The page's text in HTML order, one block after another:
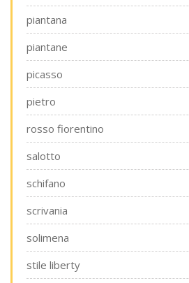
piantana
piantane
picasso
pietro
rosso fiorentino
salotto
schifano
scrivania
solimena
stile liberty